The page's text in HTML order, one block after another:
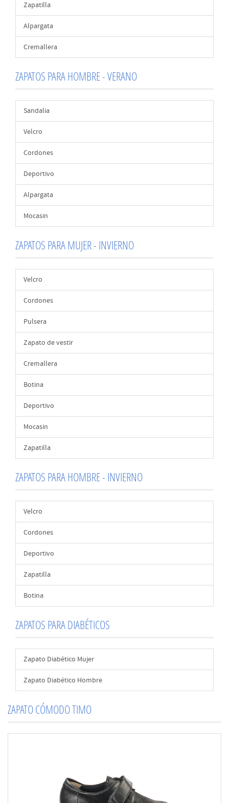
Zapatilla
Alpargata
Cremallera
ZAPATOS PARA HOMBRE - VERANO
Sandalia
Velcro
Cordones
Deportivo
Alpargata
Mocasin
ZAPATOS PARA MUJER - INVIERNO
Velcro
Cordones
Pulsera
Zapato de vestir
Cremallera
Botina
Deportivo
Mocasin
Zapatilla
ZAPATOS PARA HOMBRE - INVIERNO
Velcro
Cordones
Deportivo
Zapatilla
Botina
ZAPATOS PARA DIABÉTICOS
Zapato Diabético Mujer
Zapato Diabético Hombre
ZAPATO CÓMODO TIMO